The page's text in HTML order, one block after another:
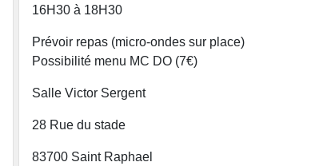
16H30 à 18H30
Prévoir repas (micro-ondes sur place)
Possibilité menu MC DO (7€)
Salle Victor Sergent
28 Rue du stade
83700 Saint Raphael